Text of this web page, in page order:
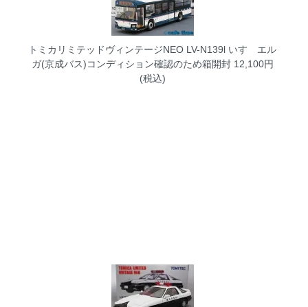
トミカリミテッドヴィンテージNEO LV-N139l いすゞエル
ガ(京成バス)コンディション確認のため箱開封12,100円
(税込)